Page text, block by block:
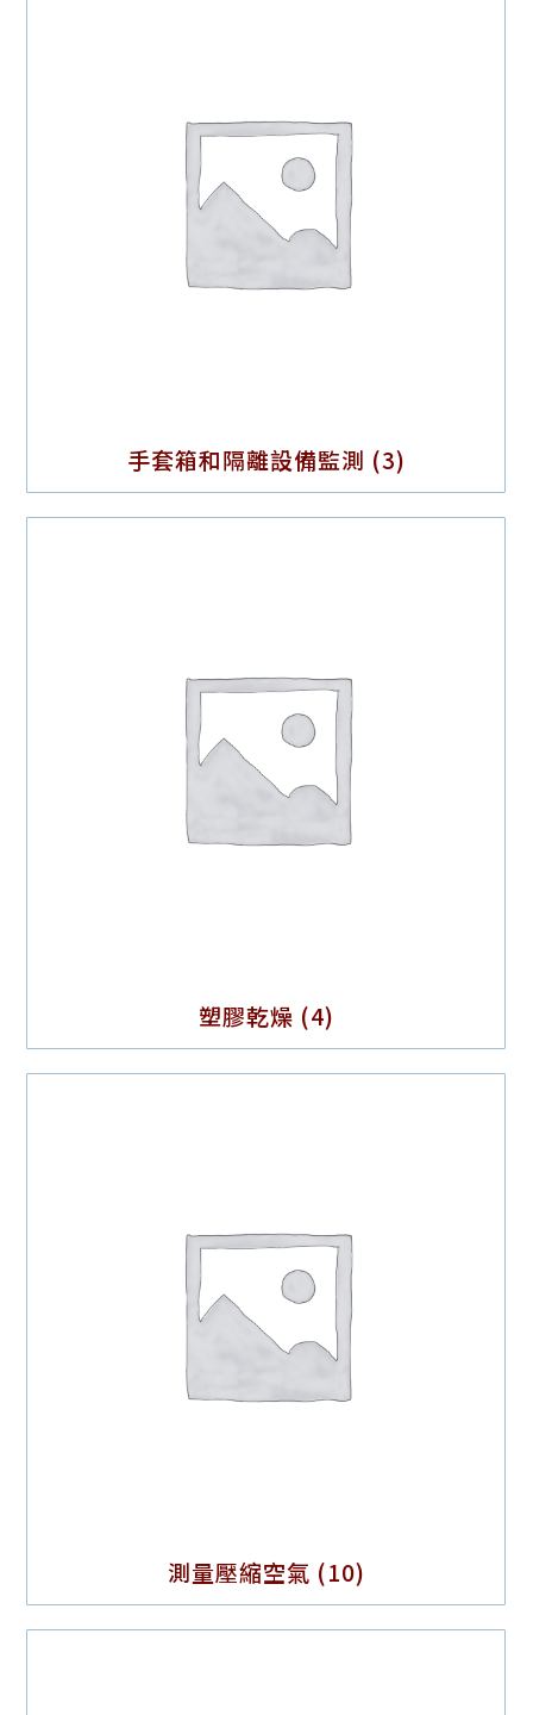
手套箱和隔離設備監測 (3)
塑膠乾燥 (4)
測量壓縮空氣 (10)